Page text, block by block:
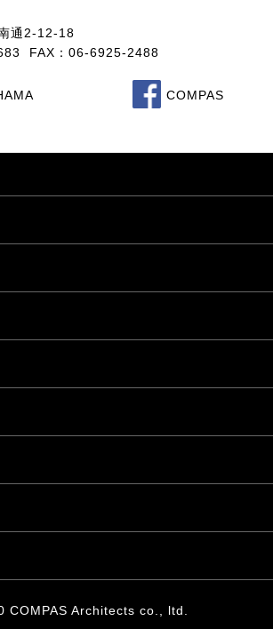
通2-12-18
FAX：06-6925-2488
COMPAS
COMPAS Architects co., ltd.